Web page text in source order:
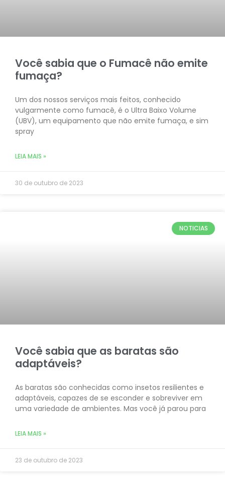
Você sabia que o Fumacê não emite
fumaça?
Um dos nossos serviços mais feitos, conhecido
vulgarmente como fumacê, é o Ultra Baixo Volume
(UBV), um equipamento que não emite fumaça, e sim
spray
LEIA MAIS »
30 de outubro de 2023
NOTICIAS
Você sabia que as baratas são
adaptáveis?
As baratas são conhecidas como insetos resilientes e
adaptáveis, capazes de se esconder e sobreviver em
uma variedade de ambientes. Mas você já parou para
LEIA MAIS »
23 de outubro de 2023